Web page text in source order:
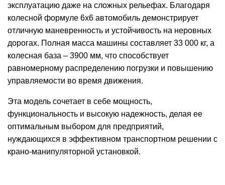
эксплуатацию даже на сложных рельефах. Благодаря
колесной формуле 6х6 автомобиль демонстрирует
отличную маневренность и устойчивость на неровных
дорогах. Полная масса машины составляет 33 000 кг, а
колесная база – 3900 мм, что способствует
равномерному распределению погрузки и повышению
управляемости во время движения.
Эта модель сочетает в себе мощность,
функциональность и высокую надежность, делая ее
оптимальным выбором для предприятий,
нуждающихся в эффективном транспортном решении с
крано-манипуляторной установкой.